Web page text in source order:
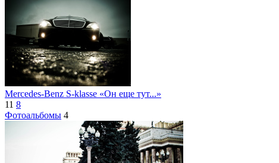
Mercedes-Benz S-klasse «Он еще тут...»
11 8
Фотоальбомы 4